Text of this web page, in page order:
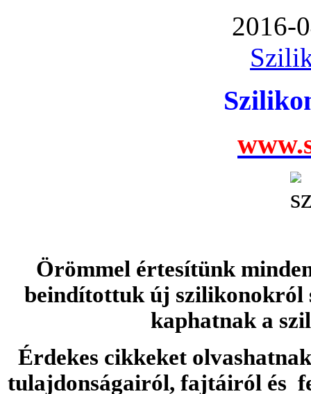
2016-
Örömmel értesítünk
beindítottuk új szilikonokról
kaphatnak a
Érdekes cikkeket
tulajdonságairól, fajtáiról és